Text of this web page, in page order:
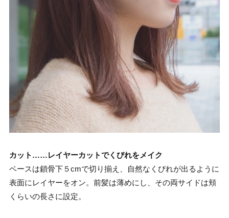
カット……レイヤーカットでくびれをメイク
ベースは鎖骨下５cmで切り揃え、自然なくびれが出るように
表面にレイヤーをオン。前髪は薄めにし、その両サイドは頬
くらいの長さに設定。